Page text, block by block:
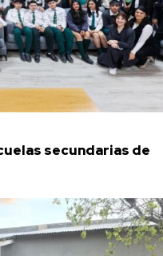
secundarias de